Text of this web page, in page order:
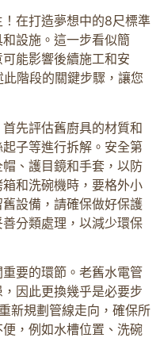
在打造夢想中的8尺標準
設施。這一步看似簡
能影響後續施工和安
階段的關鍵步驟，讓您
先評估舊廚具的材質和
子等進行拆解。安全第
、護目鏡和手套，以防
和洗碗機時，要格外小
設備，請確保做好保護
分類處理，以減少環保
重要的環節。老舊水電管
因此更換幾乎是必要步
新規劃管線走向，確保所
，例如水槽位置、洗碗